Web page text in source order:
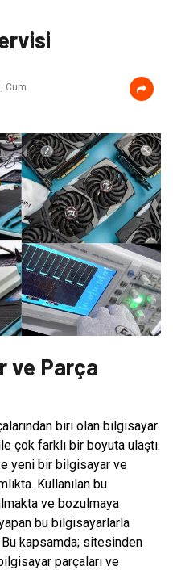
Cum
ve Parça
biri olan bilgisayar
çok farklı bir boyuta ulaştı.
yeni bir bilgisayar ve
Kullanılan bu
ve bozulmaya
bu bilgisayarlarla
kapsamda; sitesinden
parçaları ve